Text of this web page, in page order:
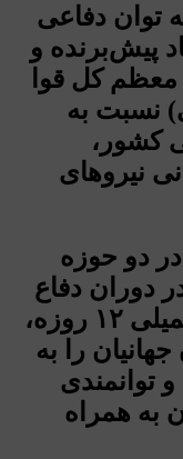
توان دفاعی
پیش‌برنده و
معظم کل قوا
نسبت به
کشور،
نیروهای
دو حوزه
دوران دفاع
مقدس هشت‌ساله و جنگ تحمیلی ۱۲ روزه،
را به
توانمندی
به همراه